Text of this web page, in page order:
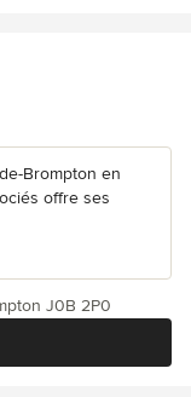
Brompton en
offre ses
J0B 2P0